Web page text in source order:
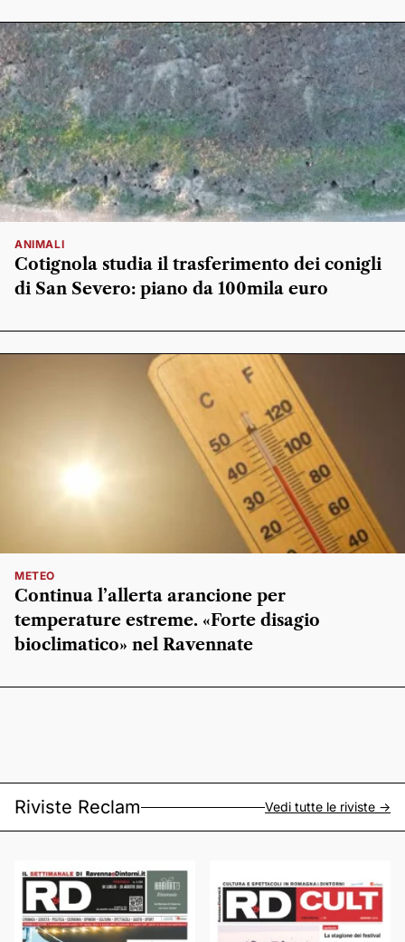
ANIMALI
Cotignola studia il trasferimento dei conigli
di San Severo: piano da 100mila euro
METEO
Continua l’allerta arancione per
temperature estreme. «Forte disagio
bioclimatico» nel Ravennate
Riviste Reclam Vedi tutte le riviste ->